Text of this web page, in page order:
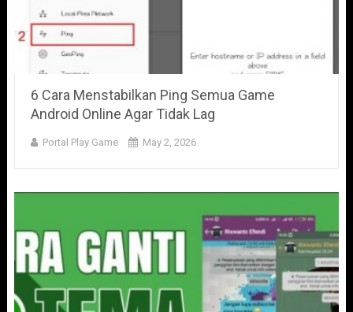
6 Cara Menstabilkan Ping Semua Game
Android Online Agar Tidak Lag
Portal Play Game May 2, 2026